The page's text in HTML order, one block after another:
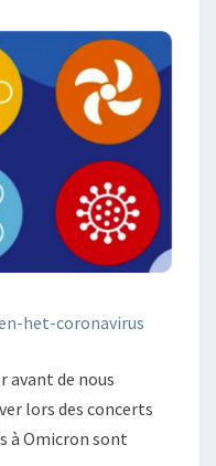
het-coronavirus
avant de nous
lors des concerts
à Omicron sont